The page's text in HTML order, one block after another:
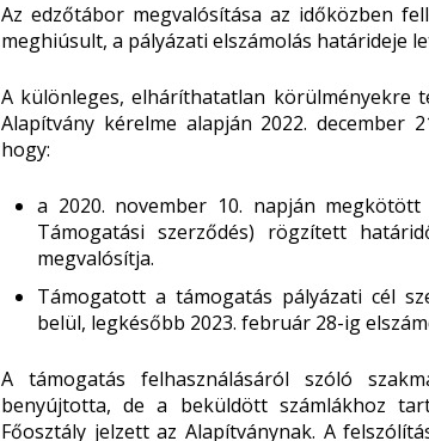
Az edzőtábor megvalósítása az időközben
meghiúsult, a pályázati elszámolás határideje
A különleges, elháríthatatlan körülményekre
Alapítvány kérelme alapján 2022.
hogy:
a 2020. november 10. napján
Támogatási szerződés) rögzített
megvalósítja.
Támogatott a támogatás pályázati cél
belül, legkésőbb 2023. február 28-ig
A támogatás felhasználásáról szóló
benyújtotta, de a beküldött számlákhoz
Főosztály jelzett az Alapítványnak. A